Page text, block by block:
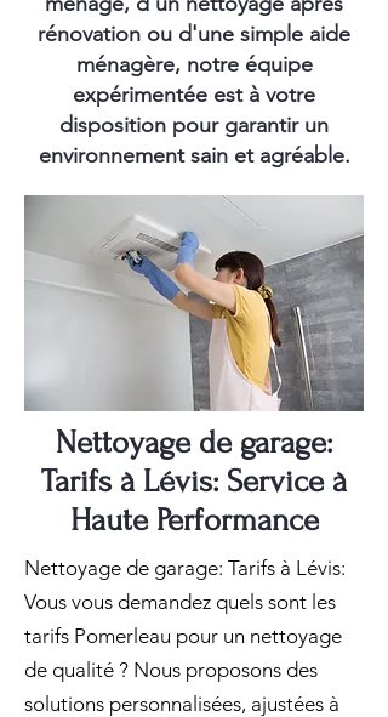
rénovation ou d'une simple aide
ménagère, notre équipe
expérimentée est à votre
disposition pour garantir un
environnement sain et agréable.
Nettoyage de garage:
Tarifs à Lévis: Service à
Haute Performance
Nettoyage de garage: Tarifs à Lévis:
Vous vous demandez quels sont les
tarifs Pomerleau pour un nettoyage
de qualité ? Nous proposons des
solutions personnalisées, ajustées à